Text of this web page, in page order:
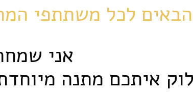
לכל משתתפי המרחב הפתוח –
אני
איתכם מתנה